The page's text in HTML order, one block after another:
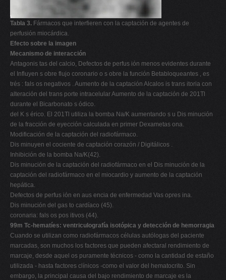
Tabla 3. Fármacos que interfieren con la captación de agentes de
perfusión miocárdica.
Efecto sobre la imagen
Mecanismo de interacción
Antagonis tas del calcio, Defectos de perfus ión menos evidentes durante
el Influyen s obre flujo coronario o s obre la función Betabloqueantes , es
trés : fals os negativos . Aumento de la captación Alcalos is trans itoria con
alteración del trans porte intracelular Aumento de la captación de 201Tl
durante el Bicarbonato s ódico.
del K s érico. El 201Tl utiliza la bomba Na/K aumentando s u Dis minución
de la fracción de eyección calculada en primer Dexametas ona.
Modificación de la captación del radiofármaco.
Dis minuyen el cociente de captación corazón / Digitálicos .
Inhibición de la bomba Na/K(42).
Dis minución de la captación del radiofármaco en el Dis minución de la
captación del radiofármaco en el miocardio y aumento de la captación
hepática.
Defectos de perfus ión en aus encia de enfermedad Vas opres ina.
Dis minución del gas to cardíaco (45).
coronaria: fals os pos itivos (44).
99m Tc-hematíes: ventriculografía isotópica y detección de hemorragia
Cuando se utilizan como radiofármacos células autólogas del paciente
marcadas, son muchos los factores que pueden afectaral rendimiento de
marcaje, desde aquel os puramente técnicos - como la cantidad de estaño
utilizada - hasta factores clínicos -como el valor del hematocrito. Sin
embargo, la principal causa del bajo rendimiento de marcaje es la